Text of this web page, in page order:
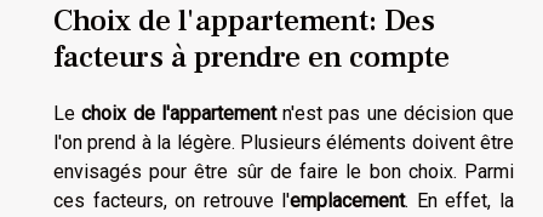
Choix de l'appartement: Des
facteurs à prendre en compte
Lechoix de l'appartementn'est pas une décision que
l'on prend à la légère. Plusieurs éléments doivent être
envisagés pour être sûr de faire le bon choix. Parmi
ces facteurs, on retrouve l'emplacement. En effet, la